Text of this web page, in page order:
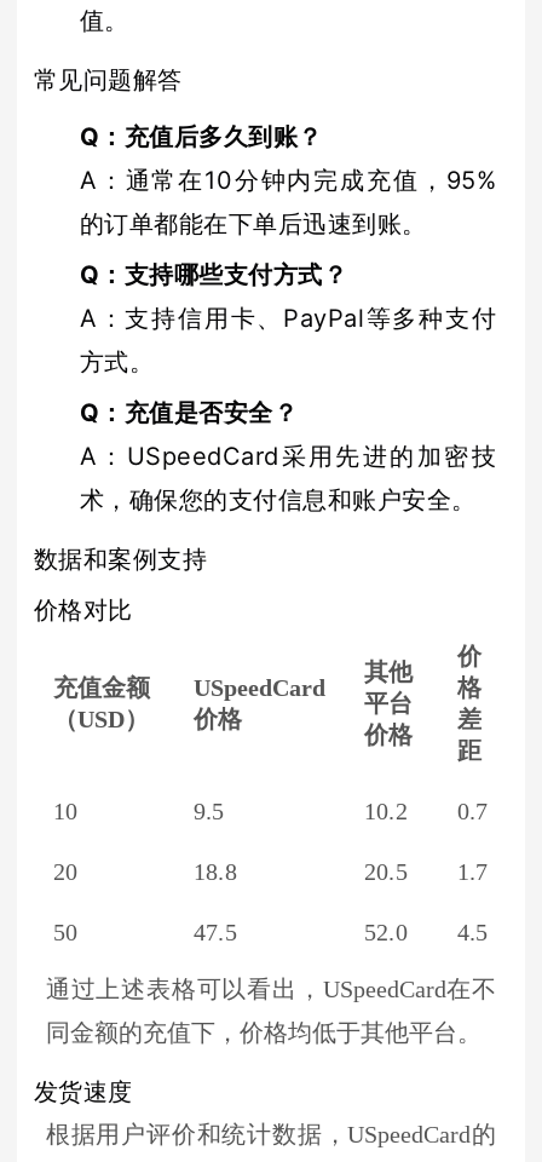
值。
常见问题解答
Q：充值后多久到账？
A：通常在10分钟内完成充值，95%
的订单都能在下单后迅速到账。
Q：支持哪些支付方式？
A：支持信用卡、PayPal等多种支付
方式。
Q：充值是否安全？
A：USpeedCard采用先进的加密技
术，确保您的支付信息和账户安全。
数据和案例支持
价格对比
充值金额
（USD）
USpeedCard
价格
其他
平台
价格
价
格
差
距
10 9.5 10.2 0.7
20 18.8 20.5 1.7
50 47.5 52.0 4.5
通过上述表格可以看出，USpeedCard在不
同金额的充值下，价格均低于其他平台。
发货速度
根据用户评价和统计数据，USpeedCard的